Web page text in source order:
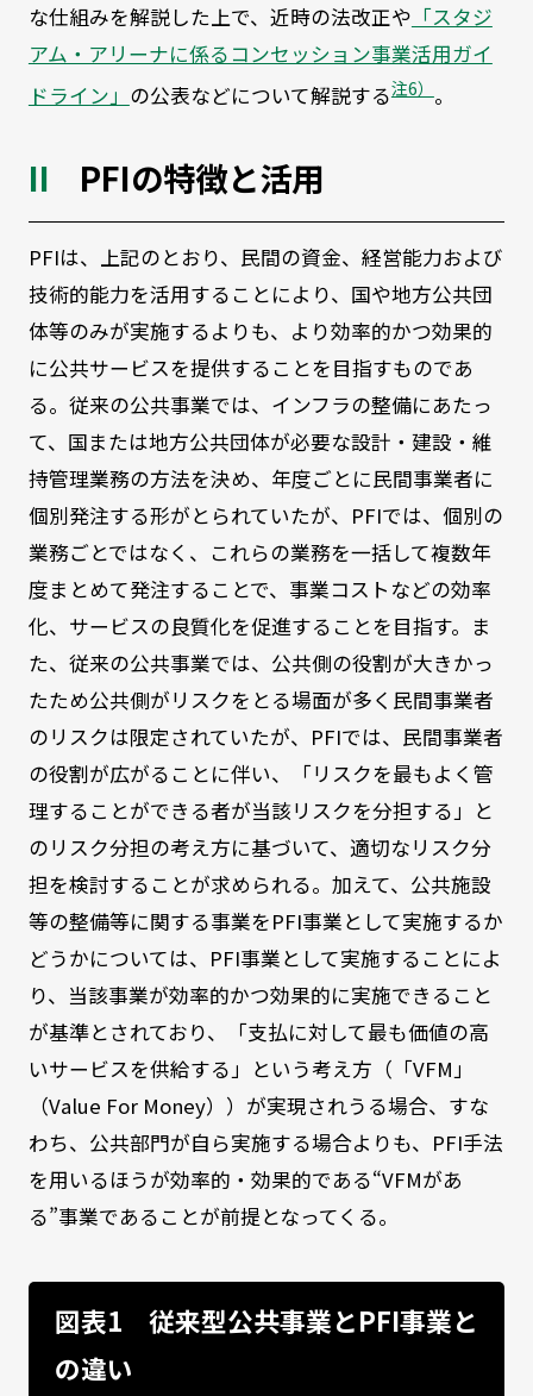
な仕組みを解説した上で、近時の法改正や 「スタジ
アム・アリーナに係るコンセッション事業活用ガイ
ドライン」 の公表などについて解説する注6） 。
PFIの特徴と活用
PFIは、上記のとおり、民間の資金、経営能力および
技術的能力を活用することにより、国や地方公共団
体等のみが実施するよりも、より効率的かつ効果的
に公共サービスを提供することを目指すものであ
る。従来の公共事業では、インフラの整備にあたっ
て、国または地方公共団体が必要な設計・建設・維
持管理業務の方法を決め、年度ごとに民間事業者に
個別発注する形がとられていたが、PFIでは、個別の
業務ごとではなく、これらの業務を一括して複数年
度まとめて発注することで、事業コストなどの効率
化、サービスの良質化を促進することを目指す。ま
た、従来の公共事業では、公共側の役割が大きかっ
たため公共側がリスクをとる場面が多く民間事業者
のリスクは限定されていたが、PFIでは、民間事業者
の役割が広がることに伴い、「リスクを最もよく管
理することができる者が当該リスクを分担する」と
のリスク分担の考え方に基づいて、適切なリスク分
担を検討することが求められる。加えて、公共施設
等の整備等に関する事業をPFI事業として実施するか
どうかについては、PFI事業として実施することによ
り、当該事業が効率的かつ効果的に実施できること
が基準とされており、「支払に対して最も価値の高
いサービスを供給する」という考え方（「VFM」
（Value For Money））が実現されうる場合、すな
わち、公共部門が自ら実施する場合よりも、PFI手法
を用いるほうが効率的・効果的である“VFMがあ
る”事業であることが前提となってくる。
図表1 従来型公共事業とPFI事業と
の違い